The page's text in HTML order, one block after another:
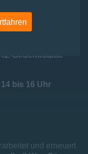
Gedenkstätte
bis 16 Uhr
und erneuert